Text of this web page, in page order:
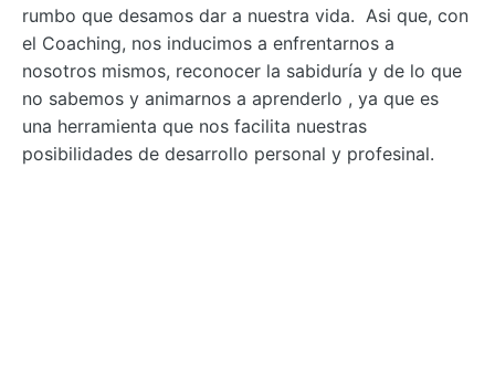
rumbo que desamos dar a nuestra vida. Asi que, con
el Coaching, nos inducimos a enfrentarnos a
nosotros mismos, reconocer la sabiduría y de lo que
no sabemos y animarnos a aprenderlo , ya que es
una herramienta que nos facilita nuestras
posibilidades de desarrollo personal y profesinal.